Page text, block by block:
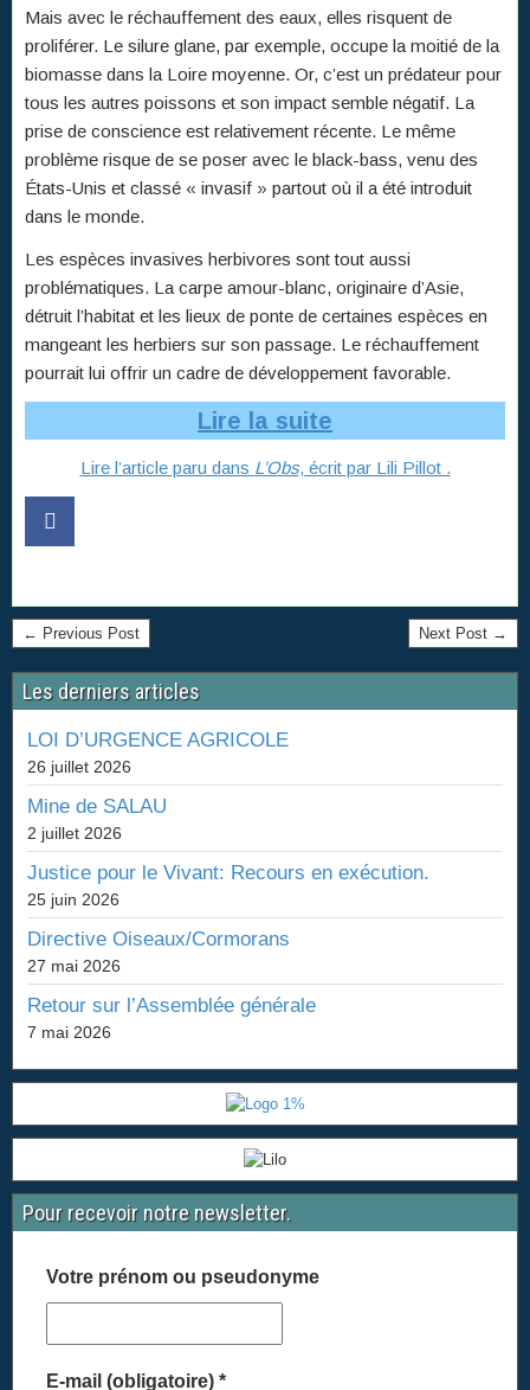
Mais avec le réchauffement des eaux, elles risquent de
proliférer. Le silure glane, par exemple, occupe la moitié de la
biomasse dans la Loire moyenne. Or, c’est un prédateur pour
tous les autres poissons et son impact semble négatif. La
prise de conscience est relativement récente. Le même
problème risque de se poser avec le black-bass, venu des
États-Unis et classé « invasif » partout où il a été introduit
dans le monde.
Les espèces invasives herbivores sont tout aussi
problématiques. La carpe amour-blanc, originaire d’Asie,
détruit l’habitat et les lieux de ponte de certaines espèces en
mangeant les herbiers sur son passage. Le réchauffement
pourrait lui offrir un cadre de développement favorable.
Lire la suite
Lire l’article paru dans L’Obs, écrit par Lili Pillot .
← Previous Post Next Post →
Les derniers articles
LOI D’URGENCE AGRICOLE
26 juillet 2026
Mine de SALAU
2 juillet 2026
Justice pour le Vivant: Recours en exécution.
25 juin 2026
Directive Oiseaux/Cormorans
27 mai 2026
Retour sur l’Assemblée générale
7 mai 2026
Pour recevoir notre newsletter.
Votre prénom ou pseudonyme
E-mail (obligatoire) *